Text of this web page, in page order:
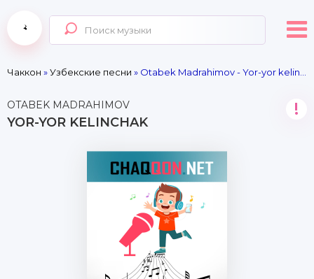
Чаккон »Узбекские песни » Otabek Madrahimov - Yor-yor kelinchak
OTABEK MADRAHIMOV
YOR-YOR KELINCHAK
!